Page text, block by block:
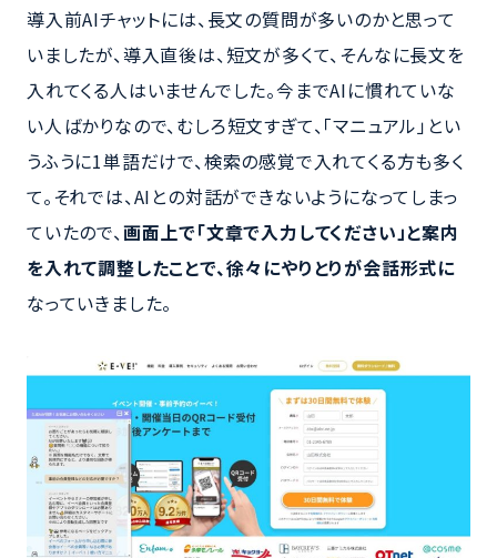
導入前AIチャットには、長文の質問が多いのかと思って
いましたが、導入直後は、短文が多くて、そんなに長文を
入れてくる人はいませんでした。今までAIに慣れていな
い人ばかりなので、むしろ短文すぎて、「マニュアル」とい
うふうに1単語だけで、検索の感覚で入れてくる方も多く
て。それでは、AIとの対話ができないようになってしまっ
ていたので、画面上で「文章で入力してください」と案内
を入れて調整したことで、徐々にやりとりが会話形式に
なっていきました。